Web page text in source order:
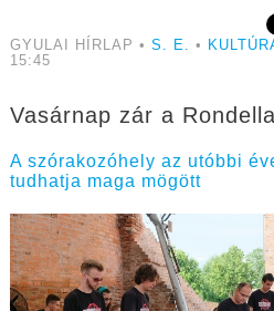
GYULAI HÍRLAP • S. E. •
15:45
Vasárnap zár a Rondella
A szórakozóhely az utóbbi
tudhatja maga mögött